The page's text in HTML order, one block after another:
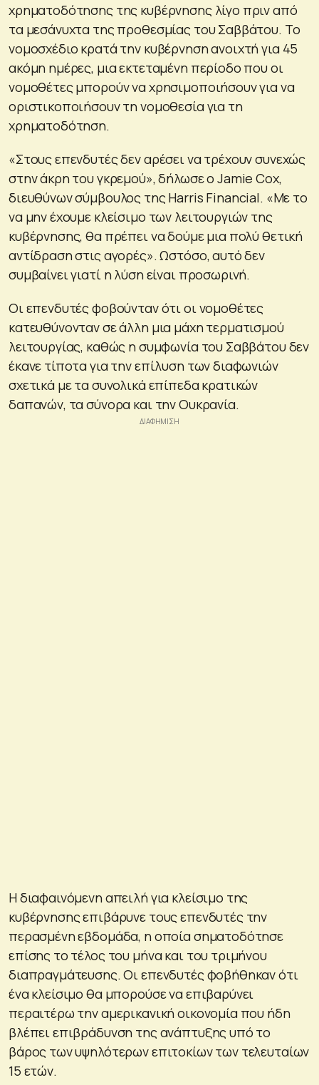
χρηματοδότησης της κυβέρνησης λίγο πριν από
τα μεσάνυχτα της προθεσμίας του Σαββάτου. Το
νομοσχέδιο κρατά την κυβέρνηση ανοιχτή για 45
ακόμη ημέρες, μια εκτεταμένη περίοδο που οι
νομοθέτες μπορούν να χρησιμοποιήσουν για να
οριστικοποιήσουν τη νομοθεσία για τη
χρηματοδότηση.
«Στους επενδυτές δεν αρέσει να τρέχουν συνεχώς
στην άκρη του γκρεμού», δήλωσε ο Jamie Cox,
διευθύνων σύμβουλος της Harris Financial. «Με το
να μην έχουμε κλείσιμο των λειτουργιών της
κυβέρνησης, θα πρέπει να δούμε μια πολύ θετική
αντίδραση στις αγορές». Ωστόσο, αυτό δεν
συμβαίνει γιατί η λύση είναι προσωρινή.
Οι επενδυτές φοβούνταν ότι οι νομοθέτες
κατευθύνονταν σε άλλη μια μάχη τερματισμού
λειτουργίας, καθώς η συμφωνία του Σαββάτου δεν
έκανε τίποτα για την επίλυση των διαφωνιών
σχετικά με τα συνολικά επίπεδα κρατικών
δαπανών, τα σύνορα και την Ουκρανία.
Η διαφαινόμενη απειλή για κλείσιμο της
κυβέρνησης επιβάρυνε τους επενδυτές την
περασμένη εβδομάδα, η οποία σηματοδότησε
επίσης το τέλος του μήνα και του τριμήνου
διαπραγμάτευσης. Οι επενδυτές φοβήθηκαν ότι
ένα κλείσιμο θα μπορούσε να επιβαρύνει
περαιτέρω την αμερικανική οικονομία που ήδη
βλέπει επιβράδυνση της ανάπτυξης υπό το
βάρος των υψηλότερων επιτοκίων των τελευταίων
15 ετών.